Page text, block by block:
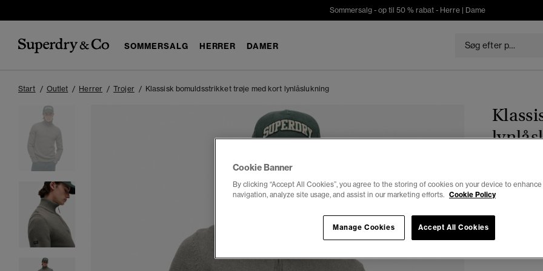
Sommersalg - op til 50 % rabat - Herre| Dame
SOMMERSALG HERRER DAMER
Start Outlet Herrer Trojer Klassisk bomuldsstrikket trøje med kort lynlåslukning
DKK
Du sparer 30%
Farve:
Cookie Banner
By clicking “Accept All Cookies”, you agree to the storing of cookies on your device to
navigation, analyze site usage, and assist in our marketing efforts. Cookie Policy
Accept All Cookies
Manage Cookies